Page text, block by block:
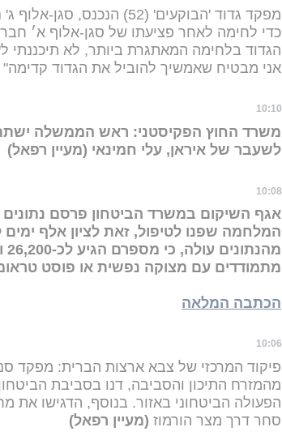
מפקד גדוד 'הבוקעים' (52)
כדי לחימה לאחר פציעתו של סגן-אלוף א׳
הגדוד בלחימה המאתגרת ביותר, לא
אני מבטיח שאמשיך להוביל את הגדוד קדימה"
10:10
משרד החוץ הפקיסטני: ראש הממשלה ישתתף
לשעבר של איראן, עלי חמינאי (מעיין רפאל)
10:08
אגף השיקום במשרד הביטחון פרסם
המלחמה שפנו לטיפול, זאת לציון אלף
מתמודדים עם מצוקה נפשית או פוסט
הכתבה המלאה
10:06
מהמזרח התיכון והסביבה, דנו בסביבת
הפעולה הביטחוני באזור. בנוסף, הדגישו את
סחר דרך מצר הורמוז (מעיין רפאל)